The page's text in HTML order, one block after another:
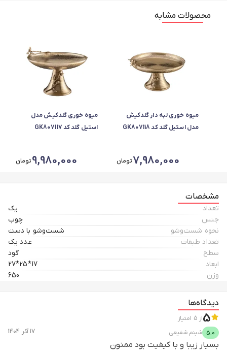
محصولات مشابه
میوه خوری لبه دار گلدکیش
مدل استیل گلد کد GK807118
7,980,000تومان
میوه خوری گلدکیش مدل
استیل گلد کد GK807117
9,980,000تومان
مشخصات
تعداد
یک
جنس
چوب
نحوه شست‌وشو
شست‌وشو با دست
تعداد طبقات
عدد یک
سطح
گود
ابعاد
17*25*27
وزن
650
دیدگاه‌ها
5از 5 امتیاز
5.0 شبنم شفیعی 17 آذر 1404
بسیار زیبا و با کیفیت بود ممنون